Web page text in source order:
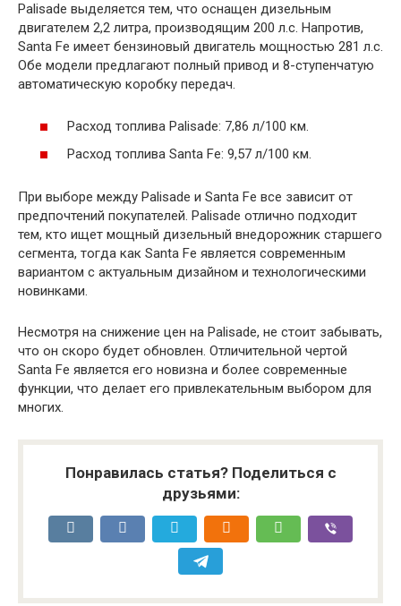
Palisade выделяется тем, что оснащен дизельным
двигателем 2,2 литра, производящим 200 л.с. Напротив,
Santa Fe имеет бензиновый двигатель мощностью 281 л.с.
Обе модели предлагают полный привод и 8-ступенчатую
автоматическую коробку передач.
Расход топлива Palisade: 7,86 л/100 км.
Расход топлива Santa Fe: 9,57 л/100 км.
При выборе между Palisade и Santa Fe все зависит от
предпочтений покупателей. Palisade отлично подходит
тем, кто ищет мощный дизельный внедорожник старшего
сегмента, тогда как Santa Fe является современным
вариантом с актуальным дизайном и технологическими
новинками.
Несмотря на снижение цен на Palisade, не стоит забывать,
что он скоро будет обновлен. Отличительной чертой
Santa Fe является его новизна и более современные
функции, что делает его привлекательным выбором для
многих.
Понравилась статья? Поделиться с
друзьями: